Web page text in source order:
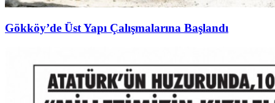
Gökköy’de Üst Yapı Çalışmalarına Başlandı